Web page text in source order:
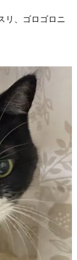
リ、ゴロゴロニ